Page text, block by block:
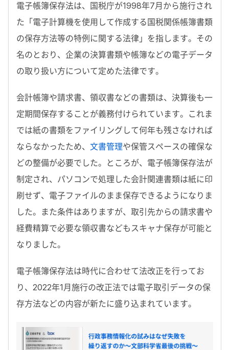
電子帳簿保存法は、国税庁が1998年7月から施行され
た「電子計算機を使用して作成する国税関係帳簿書類
の保存方法等の特例に関する法律」を指します。その
名のとおり、企業の決算書類や帳簿などの電子データ
の取り扱い方について定めた法律です。
会計帳簿や請求書、領収書などの書類は、決算後も一
定期間保存することが義務付けられています。これま
では紙の書類をファイリングして何年も残さなければ
ならなかったため、 文書管理や保管スペースの確保な
どの整備が必要でした。ところが、電子帳簿保存法が
制定され、パソコンで処理した会計関連書類は紙に印
刷せず、電子ファイルのまま保存できるようになりま
した。また条件はありますが、取引先からの請求書や
経費精算で必要な領収書などもスキャナ保存が可能と
なりました。
電子帳簿保存法は時代に合わせて法改正を行ってお
り、2022年1月施行の改正法では電子取引データの保
存方法などの内容が新たに盛り込まれています。